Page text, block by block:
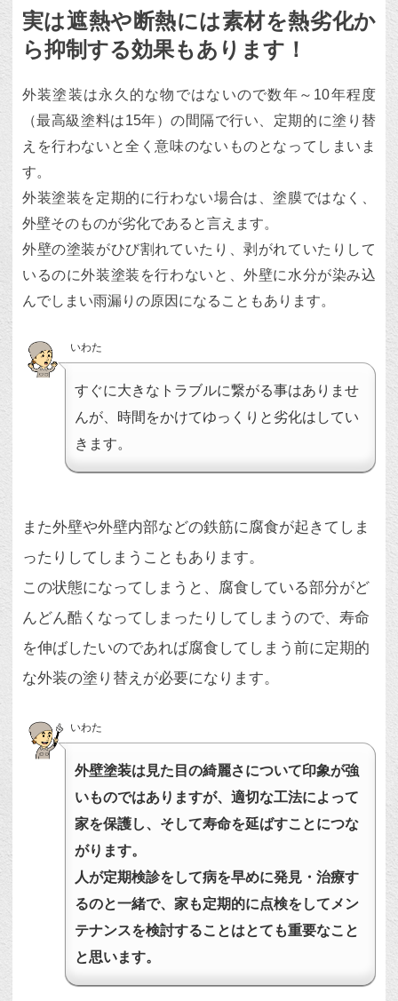
実は遮熱や断熱には素材を熱劣化か
ら抑制する効果もあります！
外装塗装は永久的な物ではないので数年～10年程度
（最高級塗料は15年）の間隔で行い、定期的に塗り替
えを行わないと全く意味のないものとなってしまいま
す。
外装塗装を定期的に行わない場合は、塗膜ではなく、
外壁そのものが劣化であると言えます。
外壁の塗装がひび割れていたり、剥がれていたりして
いるのに外装塗装を行わないと、外壁に水分が染み込
んでしまい雨漏りの原因になることもあります。
いわた
すぐに大きなトラブルに繋がる事はありませ
んが、時間をかけてゆっくりと劣化はしてい
きます。
また外壁や外壁内部などの鉄筋に腐食が起きてしま
ったりしてしまうこともあります。
この状態になってしまうと、腐食している部分がど
んどん酷くなってしまったりしてしまうので、寿命
を伸ばしたいのであれば腐食してしまう前に定期的
な外装の塗り替えが必要になります。
いわた
外壁塗装は見た目の綺麗さについて印象が強
いものではありますが、適切な工法によって
家を保護し、そして寿命を延ばすことにつな
がります。
人が定期検診をして病を早めに発見・治療す
るのと一緒で、家も定期的に点検をしてメン
テナンスを検討することはとても重要なこと
と思います。